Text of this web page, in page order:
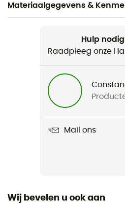
Materiaalgegevens &
Heren / Dames
Hulp
Raadpleeg onze
Mail ons
Wij bevelen u ook aan